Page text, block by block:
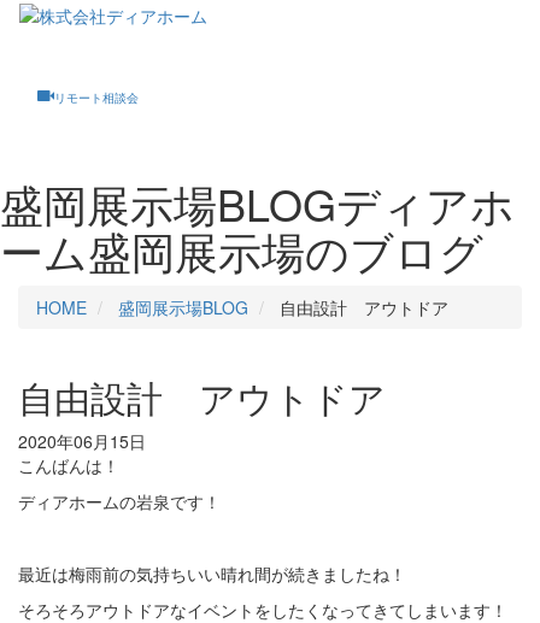
リモート相談会
盛岡展示場BLOGディアホ
ーム盛岡展示場のブログ
HOME 盛岡展示場BLOG 自由設計 アウトドア
自由設計 アウトドア
2020年06月15日
こんばんは！
ディアホームの岩泉です！
最近は梅雨前の気持ちいい晴れ間が続きましたね！
そろそろアウトドアなイベントをしたくなってきてしまいます！